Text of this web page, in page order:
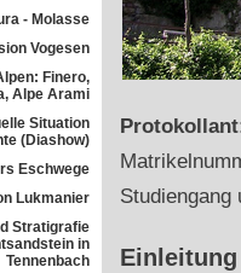
- Molasse
Vogesen
Finero,
Alpe Arami
Situation
(Diashow)
Eschwege
Lukmanier
Stratigrafie
in
Tennenbach
Einleitung